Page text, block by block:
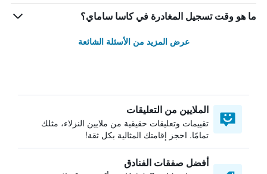
ما هو وقت تسجيل المغادرة في كاسا ساماي؟
عرض المزيد من الأسئلة الشائعة
الملايين من التعليقات
تقييمات وتعليقات حقيقية من ملايين النزلاء، مثلك
تمامًا. احجز إقامتك المثالية بكل ثقة!
أفضل صفقات الفنادق